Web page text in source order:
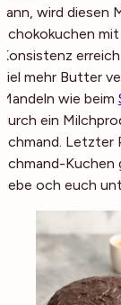
kann, wird
Schokokuchen
Konsistenz
viel mehr Butter
Mandeln wie beim
durch ein
Schmand.
Schmand-Kuchen
gebe och euch